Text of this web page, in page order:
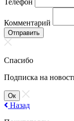
Телефон
Комментарий
Отправить
Спасибо
Подписка на
Ок
Назад